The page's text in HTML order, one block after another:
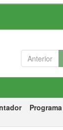
Anterior
Programa